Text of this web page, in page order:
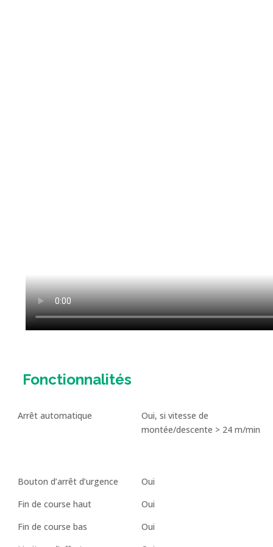
Fonctionnalités
Arrêt automatique
Oui, si vitesse de
montée/descente > 24 m/min
Bouton d’arrêt d’urgence
Oui
Fin de course haut
Oui
Fin de course bas
Oui